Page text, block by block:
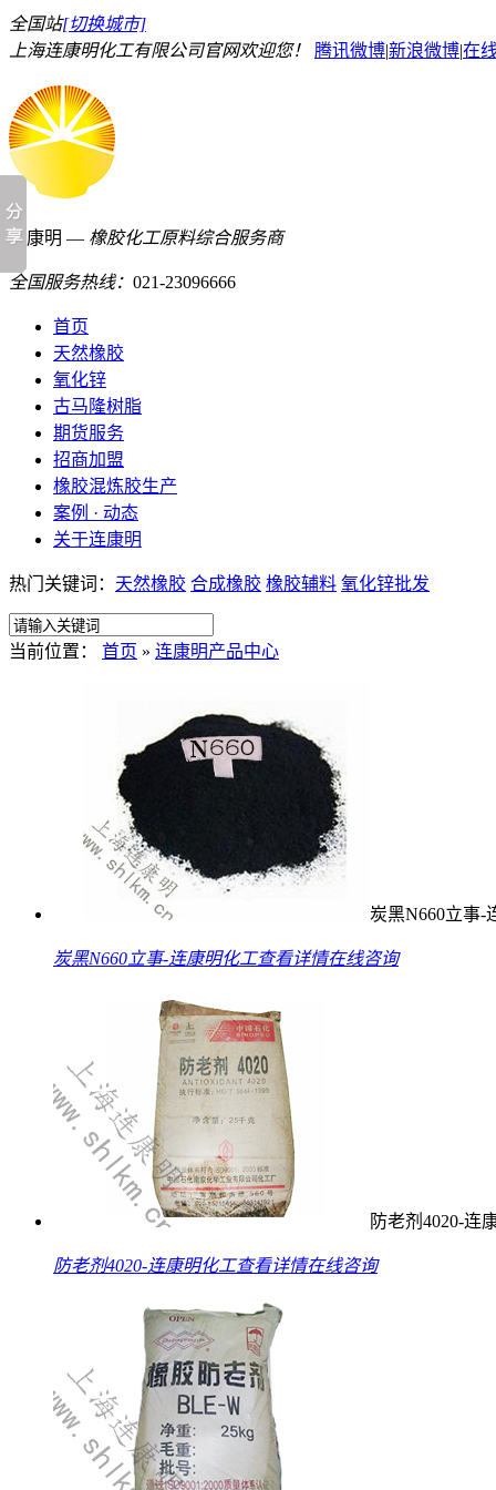
全国站[切换城市]
上海连康明化工有限公司官网欢迎您！
腾讯微博|新浪微博|在
连康明 — 橡胶化工原料综合服务商
全国服务热线： 021-23096666
首页
天然橡胶
氧化锌
古马隆树脂
期货服务
招商加盟
橡胶混炼胶生产
案例 · 动态
关于连康明
热门关键词： 天然橡胶 合成橡胶 橡胶辅料 氧化锌批发
当前位置： 首页 » 连康明产品中心
炭黑N660立事-
炭黑N660立事-连康明化工查看详情在线咨询
防老剂4020-连
防老剂4020-连康明化工查看详情在线咨询